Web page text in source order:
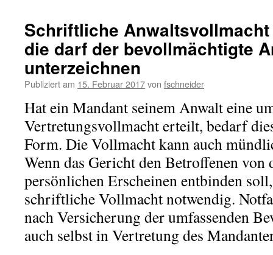
Schriftliche
die darf der bevollmächtigte
unterzeichnen
Publiziert am 15. Februar 2017von fschneider
Hat ein Mandant seinem Anwalt eine
Vertretungsvollmacht erteilt, bedarf
Form. Die Vollmacht kann auch
Wenn das Gericht den Betroffenen von
persönlichen Erscheinen entbinden
schriftliche Vollmacht notwendig.
nach Versicherung der umfassenden
auch selbst in Vertretung des